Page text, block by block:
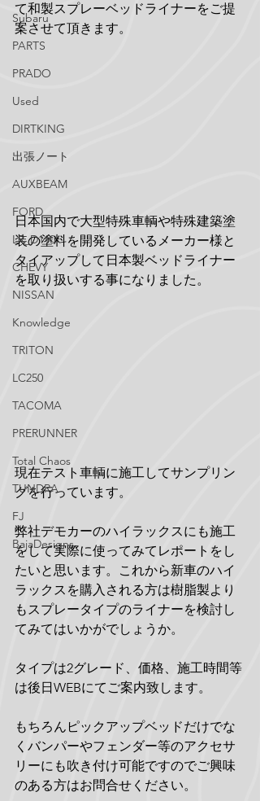
Subaru
PARTS
PRADO
Used
DIRTKING
出張ノート
AUXBEAM
FORD
LR_D110
CHEVY
NISSAN
Knowledge
TRITON
LC250
TACOMA
PRERUNNER
Total Chaos
TUNDRA
FJ
BajaDesigns
て和製スプレーベッドライナーをご提
案させて頂きます。
日本国内で大型特殊車輌や特殊建築塗
装の塗料を開発しているメーカー様と
タイアップして日本製ベッドライナー
を取り扱いする事になりました。
現在テスト車輌に施工してサンプリン
グを行っています。
弊社デモカーのハイラックスにも施工
をして実際に使ってみてレポートをし
たいと思います。これから新車のハイ
ラックスを購入される方は樹脂製より
もスプレータイプのライナーを検討し
てみてはいかがでしょうか。
タイプは2グレード、価格、施工時間等
は後日WEBにてご案内致します。
もちろんピックアップベッドだけでな
くバンパーやフェンダー等のアクセサ
リーにも吹き付け可能ですのでご興味
のある方はお問合せください。